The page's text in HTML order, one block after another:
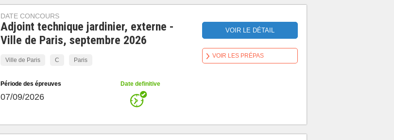
DATE CONCOURS
Adjoint technique jardinier, externe -
Ville de Paris, septembre 2026
Ville de Paris C Paris
Période des épreuves
07/09/2026
Date definitive
VOIR LE DÉTAIL
VOIR LES PRÉPAS